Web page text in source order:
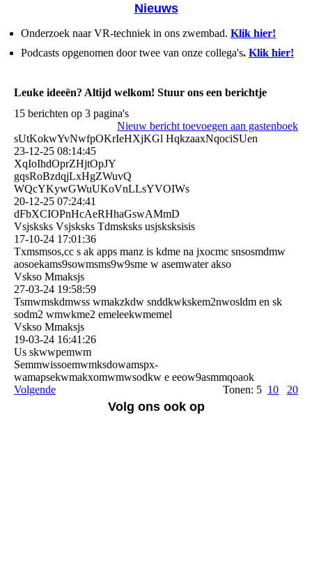
Nieuws
Onderzoek naar VR-techniek in ons zwembad. Klik hier!
Podcasts opgenomen door twee van onze collega's. Klik hier!
Leuke ideeën? Altijd welkom! Stuur ons een berichtje
15 berichten op 3 pagina's
Nieuw bericht toevoegen aan gastenboek
sUtKokwYvNwfpOKrIeHXjKGl HqkzaaxNqociSUen
23-12-25 08:14:45
XqIoIhdOprZHjtOpJY
gqsRoBzdqjLxHgZWuvQ
WQcYKywGWuUKoVnLLsYVOIWs
20-12-25 07:24:41
dFbXCIOPnHcAeRHhaGswAMm­D
Vsjsksks Vsjsksks Tdmsksks usjsksksisis
17-10-24 17:01:36
Txmsmsos,cc s ak apps manz is kdme na jxocmc snsosmdmw
aosoekams9sowmsms9w9sme w asemwater akso
Vskso Mmaksjs
27-03-24 19:58:59
Tsmwmskdmwss wmakzkdw snddkwkskem2nwosldm en sk
sodm2 wmwkme2 emeleekwmemel
Vskso Mmaksjs
19-03-24 16:41:26
Us skwwpemwm
Semmwissoemwmksdowamspx­
wamapsekwmakxomwmwsodkw e eeow9asmmqoaok
Volgende
Tonen: 5 10 20
Volg ons ook op